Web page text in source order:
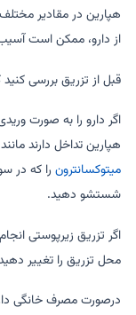
هپارین در مقادیر
از دارو، ممکن است
قبل از تزریق بررسی
اگر دارو را به صورت
هپارین تداخل دارند مانند
میتوکسانترون را که در
شستشو دهید.
اگر تزریق زیرپوستی
محل تزریق را تغییر
درصورت مصرف خانگی